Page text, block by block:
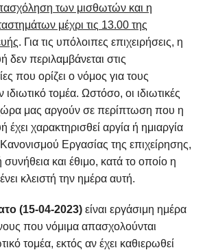
των μισθωτών και η
μέχρι τις 13.00 της
. Για τις υπόλοιπες επιχειρήσεις, η
περιλαμβάνεται στις
που ορίζει ο νόμος για τους
τομέα. Ωστόσο, οι ιδιωτικές
χώρα μας αργούν σε περίπτωση που η
χαρακτηρισθεί αργία ή ημιαργία
Εργασίας της επιχείρησης,
συνήθεια και έθιμο, κατά το οποίο η
κλειστή την ημέρα αυτή.
(15-04-2023) είναι εργάσιμη ημέρα
που νόμιμα απασχολούνται
τομέα, εκτός αν έχει καθιερωθεί